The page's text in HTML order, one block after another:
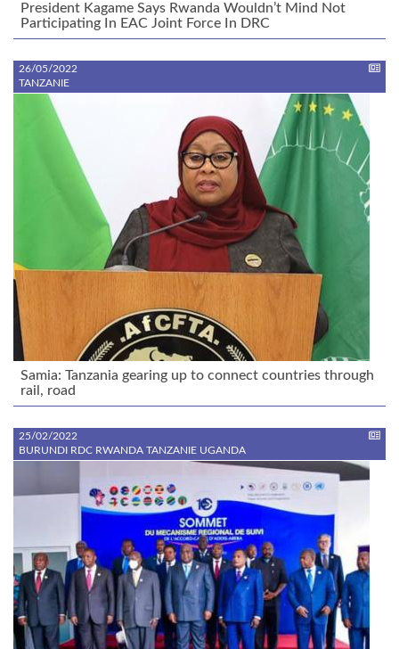
President Kagame Says Rwanda Wouldn’t Mind Not
Participating In EAC Joint Force In DRC
26/05/2022
TANZANIE
Samia: Tanzania gearing up to connect countries through
rail, road
25/02/2022
BURUNDI RDC RWANDA TANZANIE UGANDA